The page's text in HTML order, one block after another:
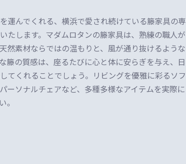
運んでくれる、横浜で愛され続けている籐家具の専
たします。マダムロタンの籐家具は、熟練の職人が
然素材ならではの温もりと、風が通り抜けるような
籐の質感は、座るたびに心と体に安らぎを与え、日
てくれることでしょう。リビングを優雅に彩るソフ
ーソナルチェアなど、多種多様なアイテムを実際に
。